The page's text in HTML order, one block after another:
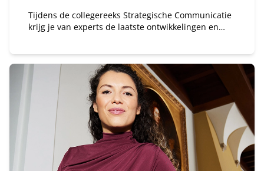
Tijdens de collegereeks Strategische Communicatie
krijg je van experts de laatste ontwikkelingen en